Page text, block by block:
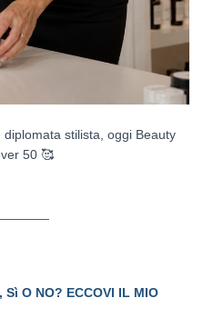
stilista, oggi Beauty
50 🥰
Sì O NO? ECCOVI IL MIO